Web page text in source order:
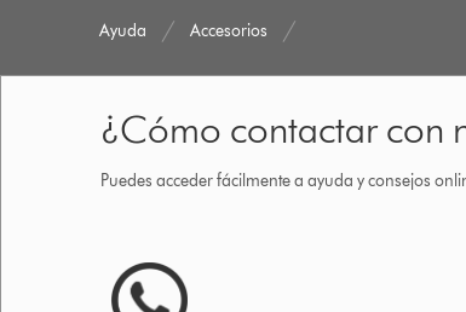
Ayuda Accesorios
¿Cómo contactar con
Puedes acceder fácilmente a ayuda y consejos